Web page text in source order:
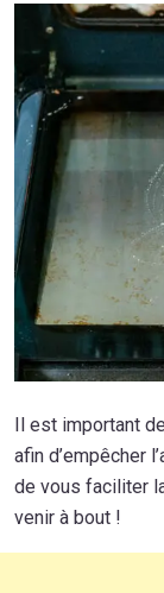
Il est important
afin d’empêcher
de vous faciliter
venir à bout !